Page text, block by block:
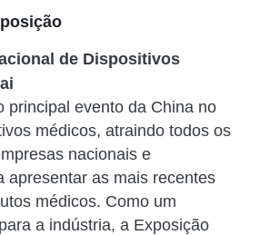
de Dispositivos
principal evento da China no
médicos, atraindo todos os
nacionais e
apresentar as mais recentes
médicos. Como um
a indústria, a Exposição